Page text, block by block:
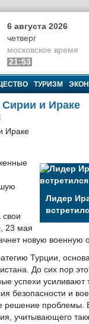
6 августа 2026
четверг
московское время
21:53
ТУРИЗМ
и Ираке
Лидер
свои
23 мая
новую
Турции,
До сих пор
успехи усиливают
безопасности и
решение
учитывающего